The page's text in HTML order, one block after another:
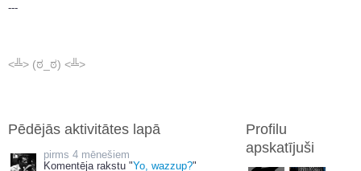
---
<╩> (ಠ_ಠ) <╩>
Pēdējās aktivitātes lapā
4 mēnešiem
Komentēja rakstu "Yo, wazzup?"
Profilu
apskatījuši